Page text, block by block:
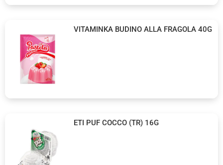
VITAMINKA BUDINO ALLA FRAGOLA 40G
ETI PUF COCCO (TR) 16G